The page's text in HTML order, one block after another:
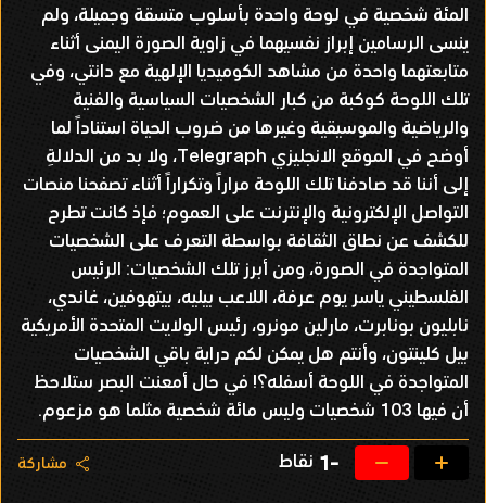
المئة شخصية في لوحة واحدة بأسلوب متسقة وجميلة، ولم
ينسى الرسامين إبراز نفسيهما في زاوية الصورة اليمنى أثناء
متابعتهما واحدة من مشاهد الكوميديا الإلهية مع دانتي، وفي
تلك اللوحة كوكبة من كبار الشخصيات السياسية والفنية
والرياضية والموسيقية وغيرها من ضروب الحياة استناداً لما
أوضح في الموقع الانجليزي Telegraph، ولا بد من الدلالةِ
إلى أننا قد صادفنا تلك اللوحة مراراً وتكراراً أثناء تصفحنا منصات
التواصل الإلكترونية والإنترنت على العموم؛ فإذ كانت تطرح
للكشف عن نطاق الثقافة بواسطة التعرف على الشخصيات
المتواجدة في الصورة، ومن أبرز تلك الشخصيات: الرئيس
الفلسطيني ياسر يوم عرفة، اللاعب بيليه، بيتهوفين، غاندي،
نابليون بونابرت، مارلين مونرو، رئيس الولايت المتحدة الأمريكية
بيل كلينتون، وأنتم هل يمكن لكم دراية باقي الشخصيات
المتواجدة في اللوحة أسفله؟! في حال أمعنت البصر ستلاحظ
أن فيها 103 شخصيات وليس مائة شخصية مثلما هو مزعوم.
-1 نقاط مشاركة